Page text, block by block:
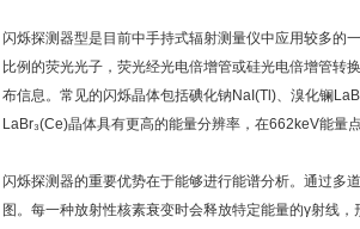
闪烁探测器型是目前中手持式辐射测量仪中应用较多的
比例的荧光光子，荧光经光电倍增管或硅光电倍增管转
布信息。常见的闪烁晶体包括碘化钠NaI(Tl)、溴化镧
LaBr₃(Ce)晶体具有更高的能量分辨率，在662keV能量
闪烁探测器的重要优势在于能够进行能谱分析。通过多
图。每一种放射性核素衰变时会释放特定能量的γ射线，